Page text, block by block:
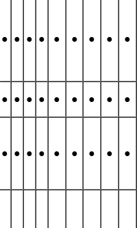
● ● ● ● ● ● ● ● ●
● ● ● ● ● ● ● ● ●
● ● ● ● ● ● ● ● ●